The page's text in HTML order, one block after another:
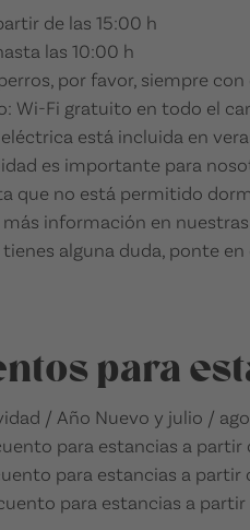
de las 15:00 h
las 10:00 h
por favor, siempre con
Wi-Fi gratuito en todo el
está incluida en
es importante para
que no está permitido
información en
tienes alguna duda, ponte
para
/ Año Nuevo y julio /
para estancias a
para estancias a
para estancias a